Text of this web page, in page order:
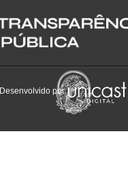
Desenvolvido por: